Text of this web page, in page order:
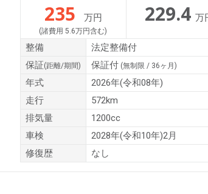
235 万円
(諸費用 5.6万円含む)
229.4 万
整備
法定整備付
保証(距離/期間) 保証付(無制限 / 36ヶ月)
年式
2026年(令和08年)
走行
572km
排気量
1200cc
車検
2028年(令和10年)2月
修復歴
なし